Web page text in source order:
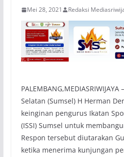
Mei 28, 2021 Redaksi
Selatan (Sumsel) H Herman
keinginan pengurus Ikatan
(ISSI) Sumsel untuk
Respon tersebut diutarakan
ketika menerima kunjungan